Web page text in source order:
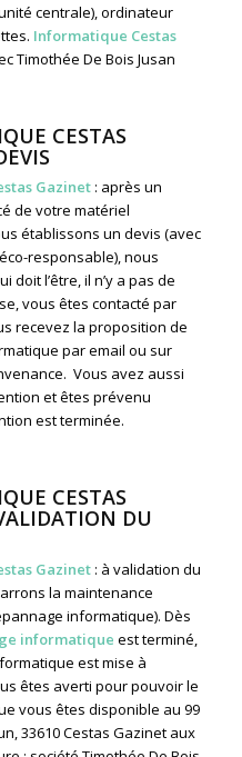
centrale), ordinateur
Informatique Cestas
Timothée De Bois Jusan
CESTAS
Gazinet: après un
de votre matériel
établissons un devis (avec
responsable), nous
doit l’être, il n’y a pas de
vous êtes contacté par
recevez la proposition de
par email ou sur
Vous avez aussi
et êtes prévenu
est terminée.
CESTAS
DU
Gazinet: à validation du
la maintenance
informatique). Dès
informatique est terminé,
est mise à
êtes averti pour pouvoir le
vous êtes disponible au 99
33610 Cestas Gazinet aux